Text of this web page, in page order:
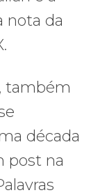
nota da
também
década
post na